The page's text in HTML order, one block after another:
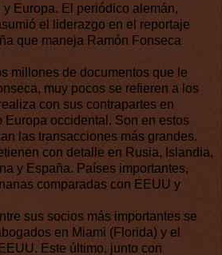
Europa. El periódico alemán,
el liderazgo en el reportaje
que maneja Ramón Fonseca
millones de documentos que le
muy pocos se refieren a los
con sus contrapartes en
Europa occidental. Son en estos
las transacciones más grandes.
con detalle en Rusia, Islandia,
y España. Países importantes,
comparadas con EEUU y
sus socios más importantes se
en Miami (Florida) y el
Este último, junto con